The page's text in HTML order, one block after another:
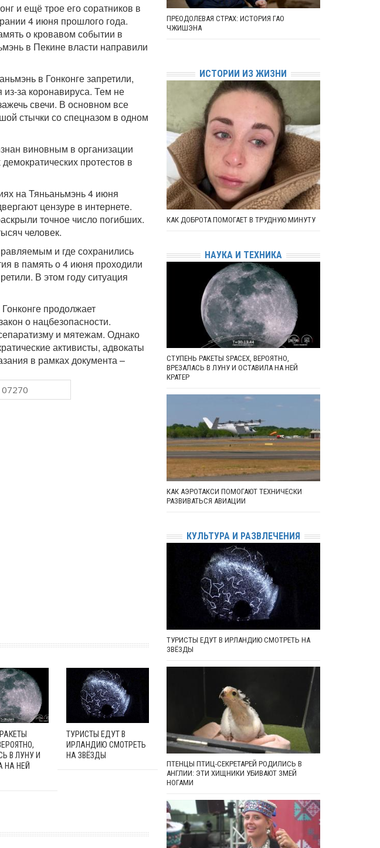
и ещё трое его соратников в
4 июня прошлого года.
о кровавом событии в
в Пекине власти направили
в Гонконге запретили,
за коронавируса. Тем не
свечи. В основном все
стычки со спецназом в одном
виновным в организации
протестов в
на Тяньаньмэнь 4 июня
цензуре в интернете.
точное число погибших.
человек.
и где сохранились
в память о 4 июня проходили
В этом году ситуация
продолжает
о нацбезопасности.
и мятежам. Однако
активисты, адвокаты
в рамках документа –
В ЛУНУ И
НА НЕЙ
ТУРИСТЫ ЕДУТ В
ИРЛАНДИЮ СМОТРЕТЬ
НА ЗВЁЗДЫ
ПРЕОДОЛЕВАЯ СТРАХ: ИСТОРИЯ ГАО
ЧЖИШЭНА
ИСТОРИИ ИЗ ЖИЗНИ
КАК ДОБРОТА ПОМОГАЕТ В ТРУДНУЮ МИНУТУ
НАУКА И ТЕХНИКА
СТУПЕНЬ РАКЕТЫ SPACEX, ВЕРОЯТНО,
ВРЕЗАЛАСЬ В ЛУНУ И ОСТАВИЛА НА НЕЙ
КРАТЕР
КАК АЭРОТАКСИ ПОМОГАЮТ ТЕХНИЧЕСКИ
РАЗВИВАТЬСЯ АВИАЦИИ
КУЛЬТУРА И РАЗВЛЕЧЕНИЯ
ТУРИСТЫ ЕДУТ В ИРЛАНДИЮ СМОТРЕТЬ НА
ЗВЁЗДЫ
ПТЕНЦЫ ПТИЦ-СЕКРЕТАРЕЙ РОДИЛИСЬ В
АНГЛИИ: ЭТИ ХИЩНИКИ УБИВАЮТ ЗМЕЙ
НОГАМИ